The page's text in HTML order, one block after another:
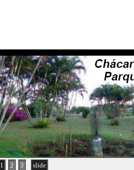
1 2 3 slide